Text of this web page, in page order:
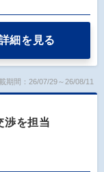
細を見る
期間：26/07/29～26/08/11
渉を担当